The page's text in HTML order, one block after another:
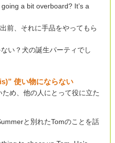
going a bit overboard? It’s a
前、それに手品をやってもら
い？犬の誕生パーティでし
使い物にならない
め、他の人にとって役に立た
と別れたTomのことを話